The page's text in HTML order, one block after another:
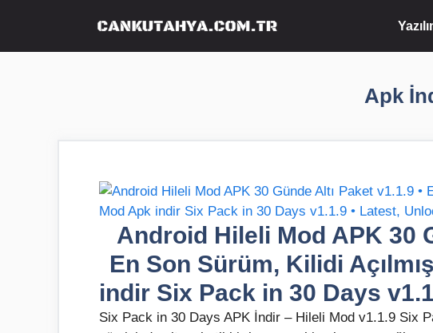
Apk
Android Hileli Mod APK 30
En Son Sürüm, Kilidi
indir Six Pack in 30 Days
Six Pack in 30 Days APK İndir – Hileli Mod v1.1.9 Six